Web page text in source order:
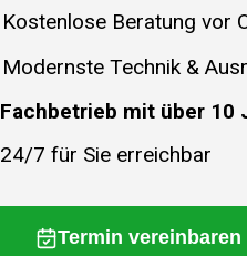
Kostenlose Beratung vor
Modernste Technik &
Fachbetrieb mit über 10
24/7 für Sie erreichbar
Termin vereinbaren